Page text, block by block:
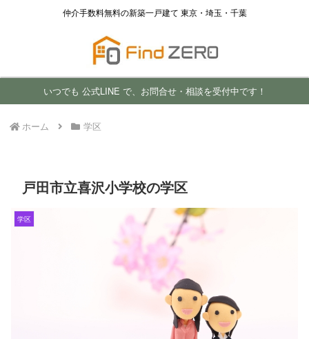
仲介手数料無料の新築一戸建て 東京・埼玉・千葉
いつでも 公式LINE で、お問合せ・相談を受付中です！
ホーム 学区
戸田市立喜沢小学校の学区
学区